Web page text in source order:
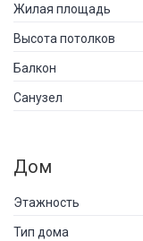
Жилая площадь
Высота потолков
Балкон
Санузел
Дом
Этажность
Тип дома